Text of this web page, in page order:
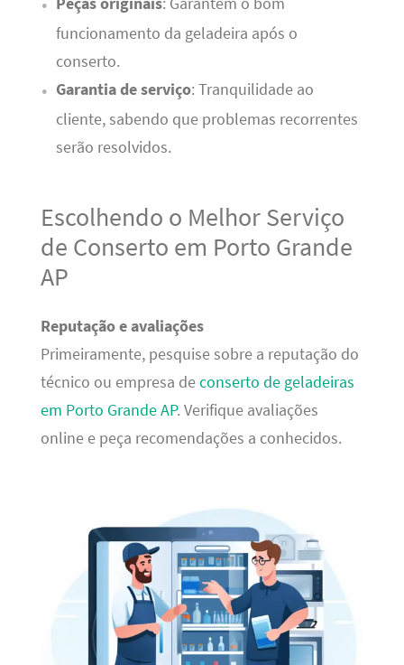
funcionamento da geladeira após o
conserto.
Garantia de serviço: Tranquilidade ao
cliente, sabendo que problemas recorrentes
serão resolvidos.
Escolhendo o Melhor Serviço
de Conserto em Porto Grande
AP
Reputação e avaliações
Primeiramente, pesquise sobre a reputação do
técnico ou empresa deconserto de geladeiras
em Porto Grande AP. Verifique avaliações
online e peça recomendações a conhecidos.